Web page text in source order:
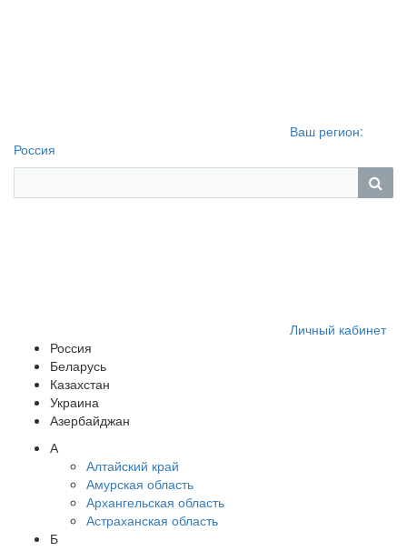
Ваш регион:
Россия
Личный кабинет
Россия
Беларусь
Казахстан
Украина
Азербайджан
А
Алтайский край
Амурская область
Архангельская область
Астраханская область
Б